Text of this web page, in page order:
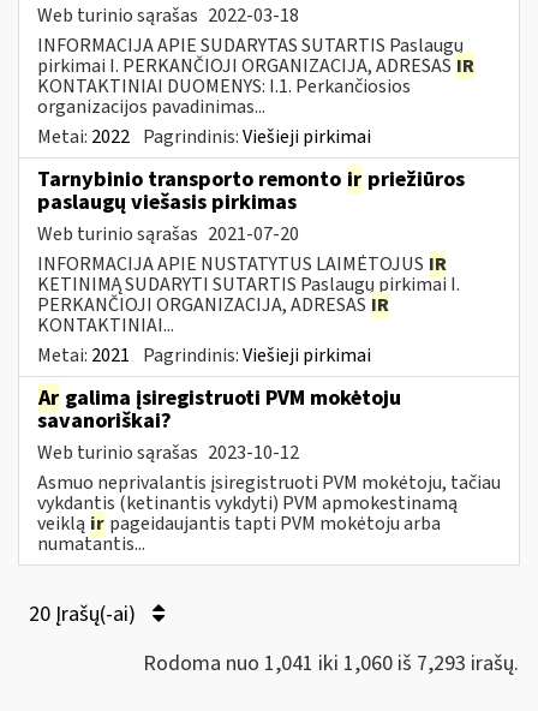
Web turinio sąrašas 2022-03-18
INFORMACIJA APIE SUDARYTAS SUTARTIS Paslaugų
pirkimai I. PERKANČIOJI ORGANIZACIJA, ADRESAS IR
KONTAKTINIAI DUOMENYS: I.1. Perkančiosios
organizacijos pavadinimas...
Metai: 2022 Pagrindinis:Viešieji pirkimai
Tarnybinio transporto remonto ir priežiūros
paslaugų viešasis pirkimas
Web turinio sąrašas 2021-07-20
INFORMACIJA APIE NUSTATYTUS LAIMĖTOJUS IR
KETINIMĄ SUDARYTI SUTARTIS Paslaugų pirkimai I.
PERKANČIOJI ORGANIZACIJA, ADRESAS IR
KONTAKTINIAI...
Metai: 2021 Pagrindinis:Viešieji pirkimai
Ar galima įsiregistruoti PVM mokėtoju
savanoriškai?
Web turinio sąrašas 2023-10-12
Asmuo neprivalantis įsiregistruoti PVM mokėtoju, tačiau
vykdantis (ketinantis vykdyti) PVM apmokestinamą
veiklą ir pageidaujantis tapti PVM mokėtoju arba
numatantis...
20 Įrašų(-ai)
Rodoma nuo 1,041 iki 1,060 iš 7,293 irašų.